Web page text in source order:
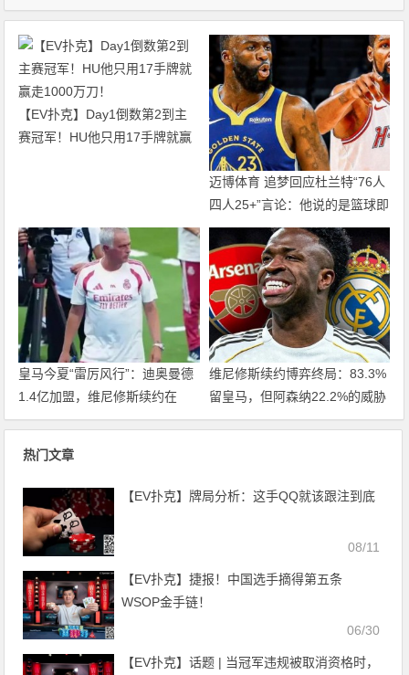
【EV扑克】Day1倒数第2到主
赛冠军！HU他只用17手牌就赢
迈博体育 追梦回应杜兰特“76人
四人25+”言论：他说的是篮球即
得分，但别拿他和詹姆斯作比较
皇马今夏“雷厉风行”：迪奥曼德
1.4亿加盟，维尼修斯续约在
即，阿森纳“声东击西”策略落
路！
维尼修斯续约博弈终局：83.3%
留皇马，但阿森纳22.2%的威胁
真实存在，大发体育助力你的致
热门文章
【EV扑克】牌局分析：这手QQ就该跟注到底
08/11
【EV扑克】捷报！中国选手摘得第五条
WSOP金手链！
06/30
【EV扑克】话题 | 当冠军违规被取消资格时，